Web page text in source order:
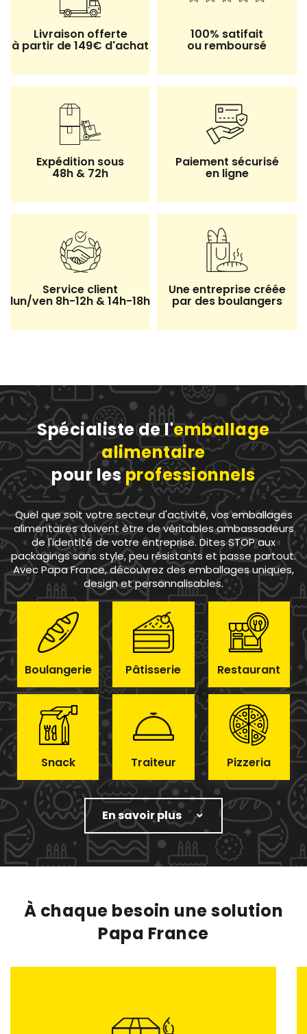
Livraison offerte
à partir de 149€ d'achat
100% satifait
ou remboursé
Expédition sous
48h & 72h
Paiement sécurisé
en ligne
Service client
lun/ven 8h-12h & 14h-18h
Une entreprise créée
par des boulangers
Spécialiste de l'emballage
alimentaire
pour lesprofessionnels
Quel que soit votre secteur d'activité, vos emballages
alimentaires doivent être de véritables ambassadeurs
de l'identité de votre entreprise. Dites STOP aux
packagings sans style, peu résistants et passe partout.
Avec Papa France, découvrez des emballages uniques,
design et personnalisables.
Boulangerie Pâtisserie Restaurant
Snack Traiteur Pizzeria
En savoir plus
À chaque besoin une solution
Papa France